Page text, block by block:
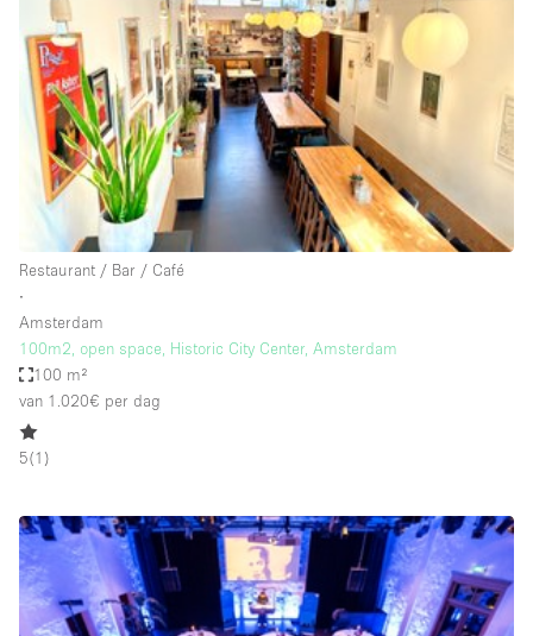
Elektriciteit
Etalage
Grote entree
Haussmann-stijl
Industrieel
Internet
Kantoorbenodigdheden
Keuken
Kledingrek
Leefruimte
Meubilair
Paskamers
Privé-parkeerplaats
Restaurant / Bar / Café
∙
Amsterdam
100m2, open space, Historic City Center, Amsterdam
100 m²
van 1.020€ per dag
5(1 )